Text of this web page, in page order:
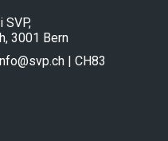
3001 Bern
| CH83